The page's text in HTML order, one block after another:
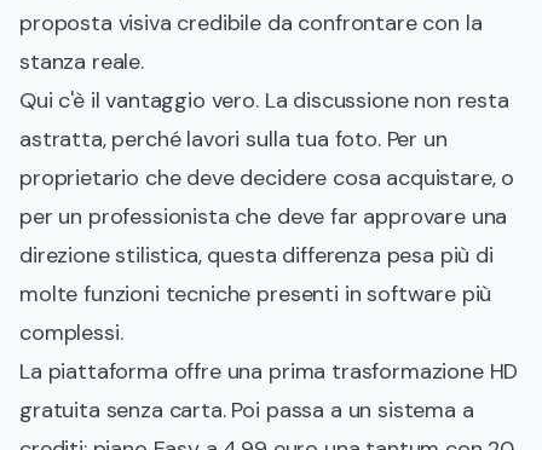
proposta visiva credibile da confrontare con la
stanza reale.
Qui c'è il vantaggio vero. La discussione non resta
astratta, perché lavori sulla tua foto. Per un
proprietario che deve decidere cosa acquistare, o
per un professionista che deve far approvare una
direzione stilistica, questa differenza pesa più di
molte funzioni tecniche presenti in software più
complessi.
La piattaforma offre una prima trasformazione HD
gratuita senza carta. Poi passa a un sistema a